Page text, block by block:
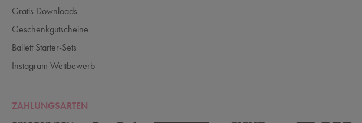
Gratis Downloads
Geschenkgutscheine
Ballett Starter-Sets
Instagram Wettbewerb
ZAHLUNGSARTEN